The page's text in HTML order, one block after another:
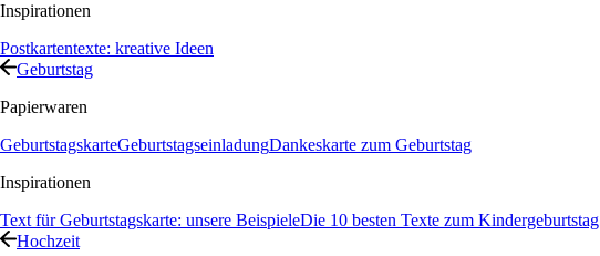
Inspirationen
Postkartentexte: kreative Ideen
Geburtstag
Papierwaren
GeburtstagskarteGeburtstagseinladungDankeskarte zum Geburtstag
Inspirationen
Text für Geburtstagskarte: unsere BeispieleDie 10 besten Texte zum Kindergeburtstag
Hochzeit